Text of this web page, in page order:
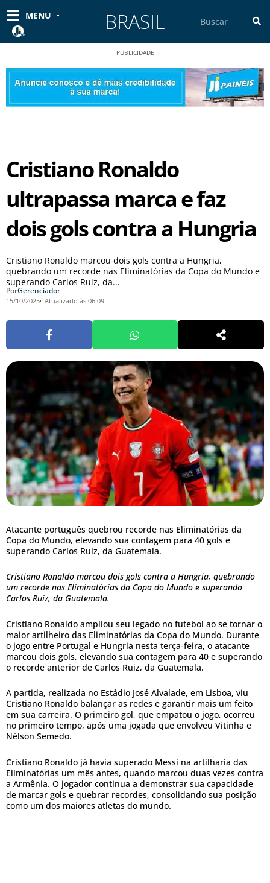
para
conteúdo
MENU BRASIL
PUBLICIDADE
Cristiano Ronaldo
ultrapassa marca e faz
dois gols contra a Hungria
Cristiano Ronaldo marcou dois gols contra a Hungria,
quebrando um recorde nas Eliminatórias da Copa do Mundo e
superando Carlos Ruiz, da...
PorGerenciador
15/10/2025 Atualizado às 06:09
Atacante português quebrou recorde nas Eliminatórias da
Copa do Mundo, elevando sua contagem para 40 gols e
superando Carlos Ruiz, da Guatemala.
Cristiano Ronaldo marcou dois gols contra a Hungria, quebrando
um recorde nas Eliminatórias da Copa do Mundo e superando
Carlos Ruiz, da Guatemala.
Cristiano Ronaldo ampliou seu legado no futebol ao se tornar o
maior artilheiro das Eliminatórias da Copa do Mundo. Durante
o jogo entre Portugal e Hungria nesta terça-feira, o atacante
marcou dois gols, elevando sua contagem para 40 e superando
o recorde anterior de Carlos Ruiz, da Guatemala.
A partida, realizada no Estádio José Alvalade, em Lisboa, viu
Cristiano Ronaldo balançar as redes e garantir mais um feito
em sua carreira. O primeiro gol, que empatou o jogo, ocorreu
no primeiro tempo, após uma jogada que envolveu Vitinha e
Nélson Semedo.
Cristiano Ronaldo já havia superado Messi na artilharia das
Eliminatórias um mês antes, quando marcou duas vezes contra
a Armênia. O jogador continua a demonstrar sua capacidade
de marcar gols e quebrar recordes, consolidando sua posição
como um dos maiores atletas do mundo.